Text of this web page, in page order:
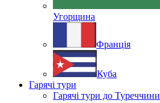
Угорщина
Франція
Куба
Гарячі тури
Гарячі тури до Туреччини